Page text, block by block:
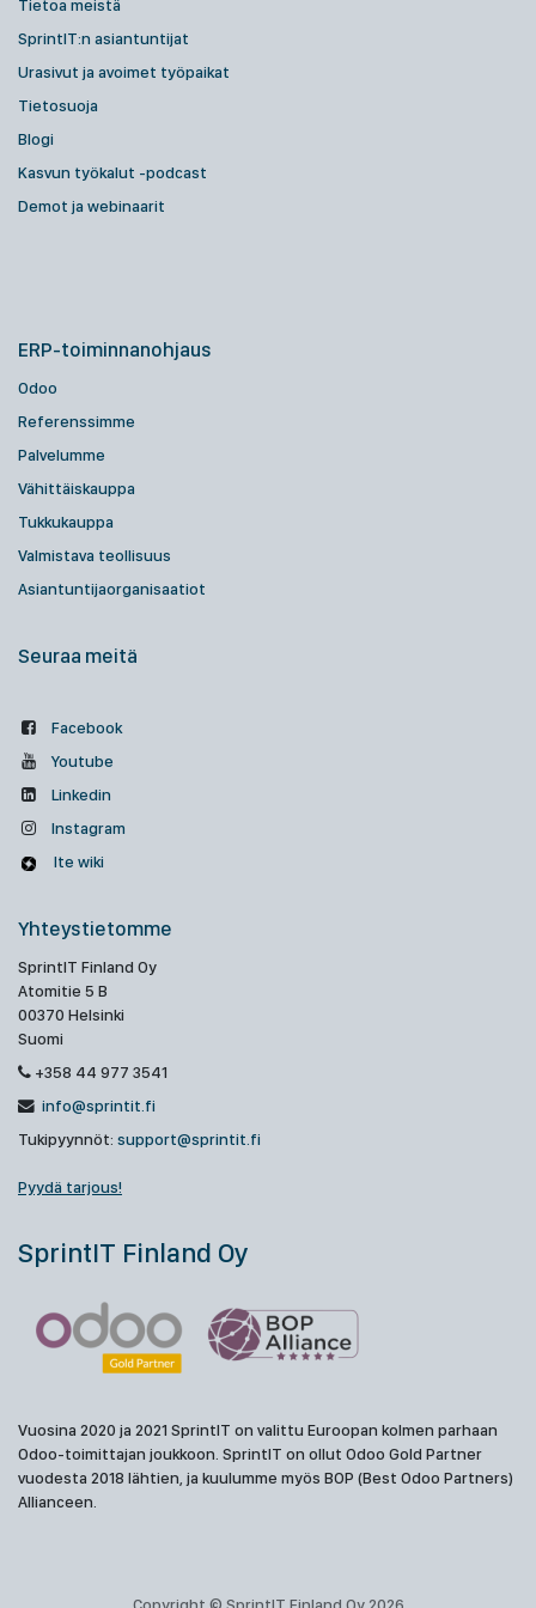
Tietoa meistä
SprintIT:n asiantuntijat
Urasivut ja avoimet työpaikat
Tietosuoja
Blogi
Kasvun työkalut -podcast
Demot ja webinaarit
ERP-toiminnanohjaus
Odoo
Referenssimme
Palvelumme
Vähittäiskauppa
Tukkukauppa
Valmistava teollisuus
Asiantuntijaorganisaatiot
Seuraa meitä
Facebook
Youtube
Linkedin
Instagram
Ite wiki
Yhteystietomme
SprintIT Finland Oy
Atomitie 5 B
00370 Helsinki
Suomi
+358 44 977 3541
info@sprintit.fi
Tukipyynnöt: support@sprintit.fi
Pyydä tarjous!
SprintIT Finland Oy
Vuosina 2020 ja 2021 SprintIT on valittu Euroopan kolmen parhaan
Odoo-toimittajan joukkoon. SprintIT on ollut Odoo Gold Partner
vuodesta 2018 lähtien, ja kuulumme myös BOP (Best Odoo Partners)
Allianceen.
Copyright © SprintIT Finland Oy 2026